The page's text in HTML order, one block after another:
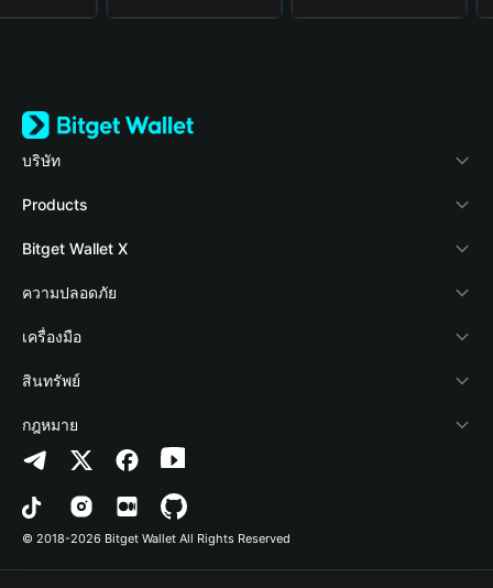
บริษัท
เกี่ยวกับ Bitget Wallet
Blog
Academy
ข่าวสารด้านคริปโต
ศูนย์ช่วยเหลือ
ติดต่อเรา
ทรัพยากรข้อมูลของแบรนด์
อาชีพ
Products
Crypto Card
Stablecoin Earn
Payfi Crypto
Crypto Swap API
Altcoin Season Index
Prediction Markets
DApp
Bitget Wallet X
นักพัฒนา
เชื่อมต่อ Wallet
Bitget Wallet Pay
ลิสต์โปรเจกต์
ความปลอดภัย
Protection Fund
เทคโนโลยีความปลอดภัย
เครื่องมือ
ซื้อคริปโต
การตรวจจับการอนุญาต
การตรวจจับสัญญา
การโอนเป็นชุด
สินทรัพย์
Arbitrum
Avalanche
Bitcoin
กฎหมาย
นโยบายความเป็นส่วนตัว
ข้อตกลงในการใช้บริการ
© 2018-2026 Bitget Wallet All Rights Reserved